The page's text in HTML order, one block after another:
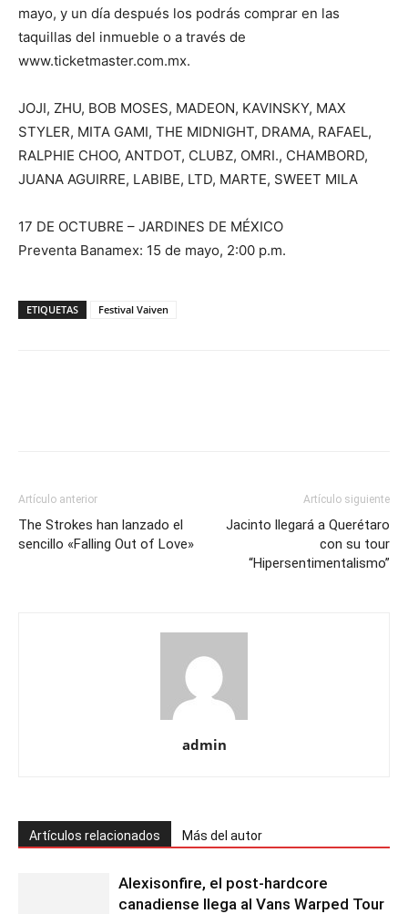
mayo, y un día después los podrás comprar en las
taquillas del inmueble o a través de
www.ticketmaster.com.mx.
JOJI, ZHU, BOB MOSES, MADEON, KAVINSKY, MAX
STYLER, MITA GAMI, THE MIDNIGHT, DRAMA, RAFAEL,
RALPHIE CHOO, ANTDOT, CLUBZ, OMRI., CHAMBORD,
JUANA AGUIRRE, LABIBE, LTD, MARTE, SWEET MILA
17 DE OCTUBRE – JARDINES DE MÉXICO
Preventa Banamex: 15 de mayo, 2:00 p.m.
ETIQUETAS Festival Vaiven
Artículo anterior
The Strokes han lanzado el
sencillo «Falling Out of Love»
Artículo siguiente
Jacinto llegará a Querétaro
con su tour
“Hipersentimentalismo”
admin
Artículos relacionados Más del autor
Alexisonfire, el post-hardcore
canadiense llega al Vans Warped Tour